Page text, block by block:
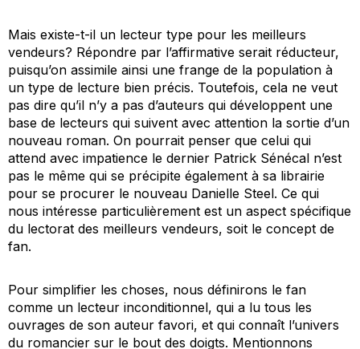
Mais existe-t-il un lecteur type pour les meilleurs
vendeurs? Répondre par l’affirmative serait réducteur,
puisqu’on assimile ainsi une frange de la population à
un type de lecture bien précis. Toutefois, cela ne veut
pas dire qu’il n’y a pas d’auteurs qui développent une
base de lecteurs qui suivent avec attention la sortie d’un
nouveau roman. On pourrait penser que celui qui
attend avec impatience le dernier Patrick Sénécal n’est
pas le même qui se précipite également à sa librairie
pour se procurer le nouveau Danielle Steel. Ce qui
nous intéresse particulièrement est un aspect spécifique
du lectorat des meilleurs vendeurs, soit le concept de
fan.
Pour simplifier les choses, nous définirons le fan
comme un lecteur inconditionnel, qui a lu tous les
ouvrages de son auteur favori, et qui connaît l’univers
du romancier sur le bout des doigts. Mentionnons